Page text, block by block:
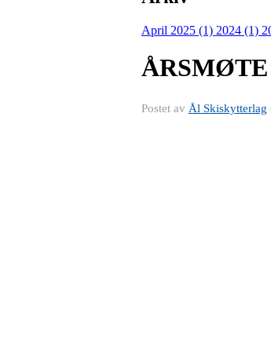
April 2025 (1) 2024 (1)
Postet av Ål Skiskytterlag